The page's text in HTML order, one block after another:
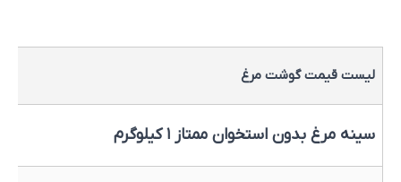
لیست قیمت گوشت مرغ
سینه مرغ بدون استخوان ممتاز ۱ کیلوگرم